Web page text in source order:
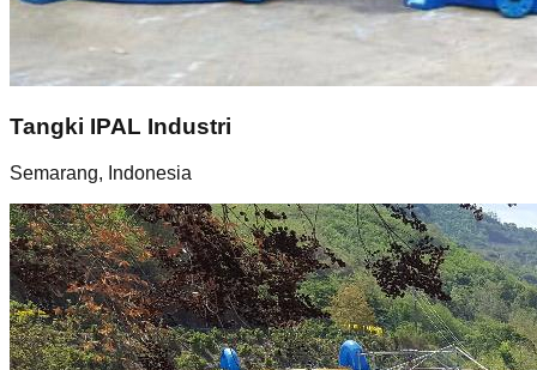
Tangki IPAL Industri
Semarang, Indonesia